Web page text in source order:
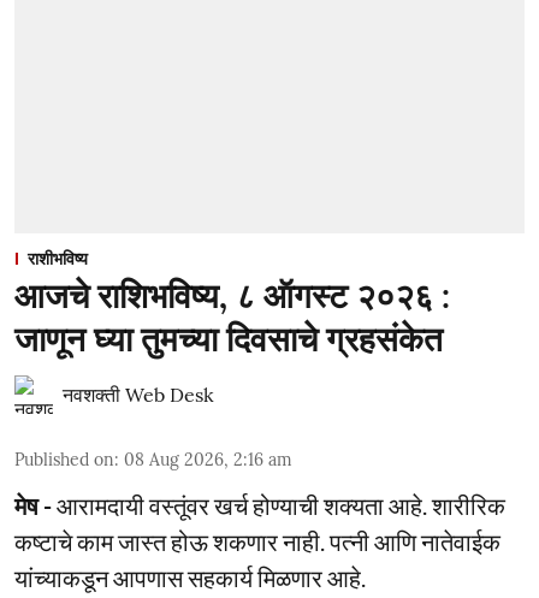
राशीभविष्य
आजचे राशिभविष्य, ८ ऑगस्ट २०२६ :
जाणून घ्या तुमच्या दिवसाचे ग्रहसंकेत
नवशक्ती Web Desk
Published on: 08 Aug 2026, 2:16 am
मेष -आरामदायी वस्तूंवर खर्च होण्याची शक्यता आहे. शारीरिक
कष्टाचे काम जास्त होऊ शकणार नाही. पत्नी आणि नातेवाईक
यांच्याकडून आपणास सहकार्य मिळणार आहे.